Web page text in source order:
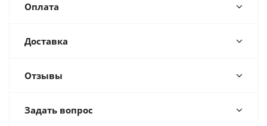
Оплата
Доставка
Отзывы
Задать вопрос